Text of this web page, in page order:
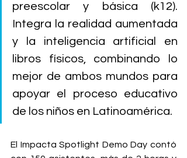
preescolar y básica (k12).
Integra la realidad aumentada
y la inteligencia artificial en
libros físicos, combinando lo
mejor de ambos mundos para
apoyar el proceso educativo
de los niños en Latinoamérica.
El Impacta Spotlight Demo Day contó